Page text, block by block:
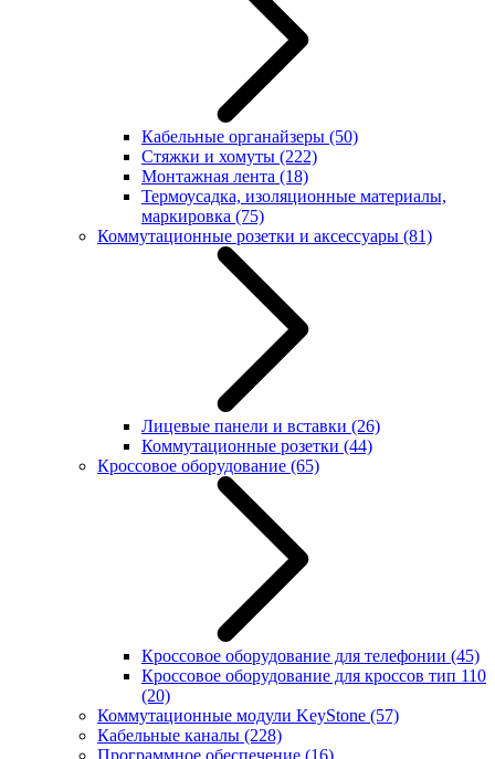
Кабельные органайзеры (50)
Стяжки и хомуты (222)
Монтажная лента (18)
Термоусадка, изоляционные материалы,
маркировка (75)
Коммутационные розетки и аксессуары (81)
Лицевые панели и вставки (26)
Коммутационные розетки (44)
Кроссовое оборудование (65)
Кроссовое оборудование для телефонии (45)
Кроссовое оборудование для кроссов тип 110
(20)
Коммутационные модули KeyStone (57)
Кабельные каналы (228)
Программное обеспечение (16)